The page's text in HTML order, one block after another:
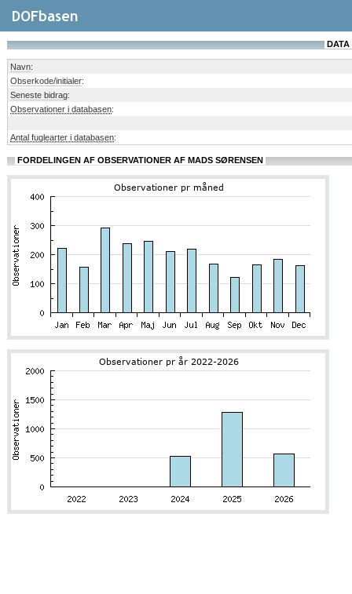
DATA
Navn:
Obserkode/initialer:
Seneste bidrag:
Observationer i databasen:
Antal fuglearter i databasen:
FORDELINGEN AF OBSERVATIONER AF MADS SØRENSEN